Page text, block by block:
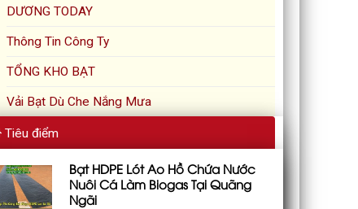
DƯƠNG TODAY
Thông Tin Công Ty
TỔNG KHO BẠT
Vải Bạt Dù Che Nắng Mưa
Tiêu điểm
Bạt HDPE Lót Ao Hồ Chứa Nước
Nuôi Cá Làm Biogas Tại Quãng
Ngãi